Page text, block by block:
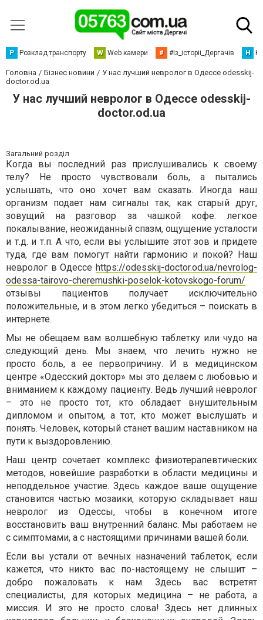
Р Розклад транспорту W Web камери # #Із_історіі_Дергачів Н
Головна Бізнес новини
У нас лучший невролог в Одессе odesskij-
doctor.od.ua
У нас лучший невролог в Одессе odesskij-
doctor.od.ua
Загальний розділ
Когда вы последний раз прислушивались к своему
телу? Не просто чувствовали боль, а пытались
услышать, что оно хочет вам сказать. Иногда наш
организм подает нам сигналы так, как старый друг,
зовущий на разговор за чашкой кофе: легкое
покалывание, неожиданный спазм, ощущение усталости
и т.д. и т.п. А что, если вы услышите этот зов и придете
туда, где вам помогут найти гармонию и покой? Наш
невролог в Одессе https://odesskij-doctor.od.ua/nevrolog-
odessa-tairovo-cheremushki-poselok-kotovskogo-forum/
отзывы пациентов получает исключительно
положительные, и в этом легко убедиться – поискать в
интернете.
Мы не обещаем вам волшебную таблетку или чудо на
следующий день. Мы знаем, что лечить нужно не
просто боль, а ее первопричину. И в медицинском
центре «Одесский доктор» мы это делаем с любовью и
вниманием к каждому пациенту. Ведь лучший невролог
– это не просто тот, кто обладает внушительным
дипломом и опытом, а тот, кто может выслушать и
понять. Человек, который станет вашим наставником на
пути к выздоровлению.
Наш центр сочетает комплекс физиотерапевтических
методов, новейшие разработки в области медицины и
неподдельное участие. Здесь каждое ваше ощущение
становится частью мозаики, которую складывает наш
невролог из Одессы, чтобы в конечном итоге
восстановить ваш внутренний баланс. Мы работаем не
с симптомами, а с настоящими причинами вашей боли.
Если вы устали от вечных назначений таблеток, если
кажется, что никто вас по-настоящему не слышит –
добро пожаловать к нам. Здесь вас встретят
специалисты, для которых медицина – не работа, а
миссия. И это не просто слова! Здесь нет длинных